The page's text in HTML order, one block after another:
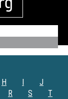
H I
J
R S
T